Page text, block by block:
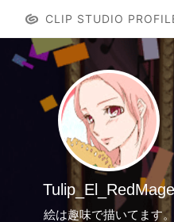
CLIP STUDIO
Tulip_El_RedMage
絵は趣味で描いてます。